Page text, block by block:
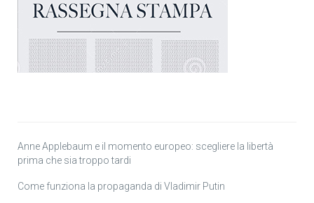
Anne Applebaum e il momento europeo: scegliere la libertà
prima che sia troppo tardi
Come funziona la propaganda di Vladimir Putin